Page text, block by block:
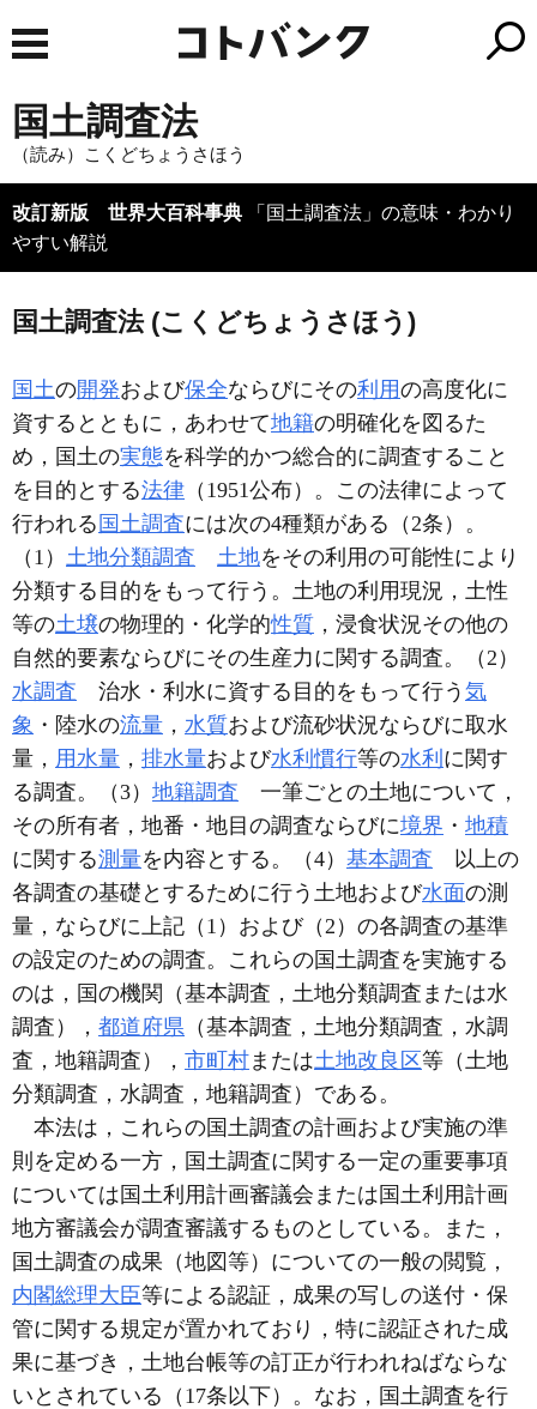
国土調査法
（読み）こくどちょうさほう
改訂新版 世界大百科事典 「国土調査法」の意味・わかり
やすい解説
国土調査法 (こくどちょうさほう)
国土の開発および保全ならびにその利用の高度化に
資するとともに，あわせて地籍の明確化を図るた
め，国土の実態を科学的かつ総合的に調査すること
を目的とする法律 （1951公布）。この法律によって
行われる 国土調査には次の4種類がある（2条）。
（1） 土地分類調査 土地をその利用の可能性により
分類する目的をもって行う。土地の利用現況，土性
等の土壌の物理的・化学的性質 ，浸食状況その他の
自然的要素ならびにその生産力に関する調査。（2）
水調査 治水・利水に資する目的をもって行う 気
象 ・陸水の流量 ， 水質および流砂状況ならびに取水
量， 用水量 ， 排水量および水利慣行等の水利 に関す
る調査。（3） 地籍調査 一筆ごとの土地について，
その所有者，地番・地目の調査ならびに境界 ・ 地積
に関する測量を内容とする。（4） 基本調査 以上の
各調査の基礎とするために行う土地および水面の測
量，ならびに上記（1）および（2）の各調査の基準
の設定のための調査。これらの国土調査を実施する
のは，国の機関（基本調査，土地分類調査または水
調査）， 都道府県 （基本調査，土地分類調査，水調
査，地籍調査）， 市町村または土地改良区等（土地
分類調査，水調査，地籍調査）である。
本法は，これらの国土調査の計画および実施の準
則を定める一方，国土調査に関する一定の重要事項
については国土利用計画審議会または国土利用計画
地方審議会が調査審議するものとしている。また，
国土調査の成果（地図等）についての一般の閲覧，
内閣総理大臣等による認証，成果の写しの送付・保
管に関する規定が置かれており，特に認証された成
果に基づき，土地台帳等の訂正が行われねばならな
いとされている（17条以下）。なお，国土調査を行